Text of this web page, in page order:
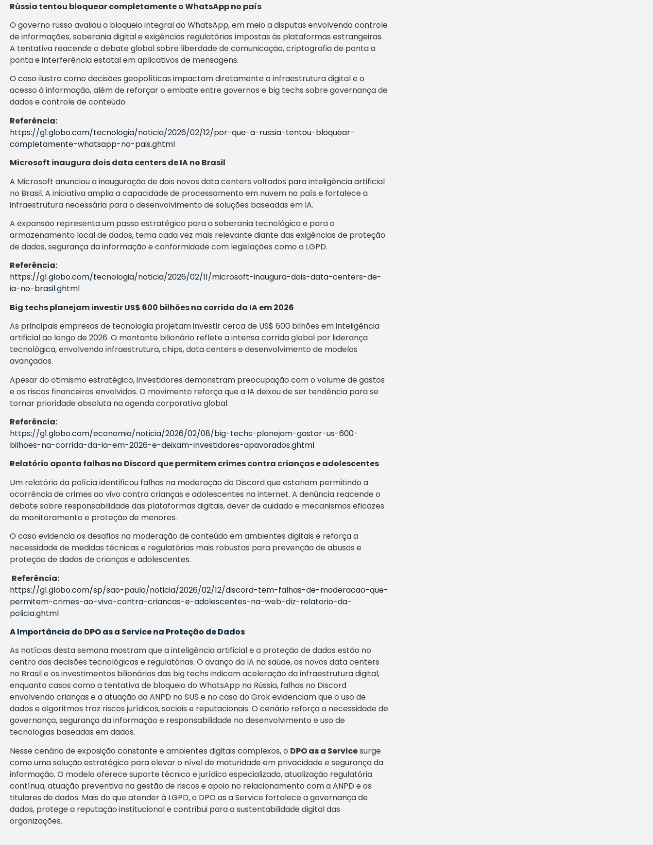
Rússia tentou bloquear completamente o WhatsApp no país
O governo russo avaliou o bloqueio integral do WhatsApp, em meio a disputas envolvendo controle
de informações, soberania digital e exigências regulatórias impostas às plataformas estrangeiras.
A tentativa reacende o debate global sobre liberdade de comunicação, criptografia de ponta a
ponta e interferência estatal em aplicativos de mensagens.
O caso ilustra como decisões geopolíticas impactam diretamente a infraestrutura digital e o
acesso à informação, além de reforçar o embate entre governos e big techs sobre governança de
dados e controle de conteúdo.
Referência:
https://g1.globo.com/tecnologia/noticia/2026/02/12/por-que-a-russia-tentou-bloquear-
completamente-whatsapp-no-pais.ghtml
Microsoft inaugura dois data centers de IA no Brasil
A Microsoft anunciou a inauguração de dois novos data centers voltados para inteligência artificial
no Brasil. A iniciativa amplia a capacidade de processamento em nuvem no país e fortalece a
infraestrutura necessária para o desenvolvimento de soluções baseadas em IA.
A expansão representa um passo estratégico para a soberania tecnológica e para o
armazenamento local de dados, tema cada vez mais relevante diante das exigências de proteção
de dados, segurança da informação e conformidade com legislações como a LGPD.
Referência:
https://g1.globo.com/tecnologia/noticia/2026/02/11/microsoft-inaugura-dois-data-centers-de-
ia-no-brasil.ghtml
Big techs planejam investir US$ 600 bilhões na corrida da IA em 2026
As principais empresas de tecnologia projetam investir cerca de US$ 600 bilhões em inteligência
artificial ao longo de 2026. O montante bilionário reflete a intensa corrida global por liderança
tecnológica, envolvendo infraestrutura, chips, data centers e desenvolvimento de modelos
avançados.
Apesar do otimismo estratégico, investidores demonstram preocupação com o volume de gastos
e os riscos financeiros envolvidos. O movimento reforça que a IA deixou de ser tendência para se
tornar prioridade absoluta na agenda corporativa global.
Referência:
https://g1.globo.com/economia/noticia/2026/02/08/big-techs-planejam-gastar-us-600-
bilhoes-na-corrida-da-ia-em-2026-e-deixam-investidores-apavorados.ghtml
Relatório aponta falhas no Discord que permitem crimes contra crianças e adolescentes
Um relatório da polícia identificou falhas na moderação do Discord que estariam permitindo a
ocorrência de crimes ao vivo contra crianças e adolescentes na internet. A denúncia reacende o
debate sobre responsabilidade das plataformas digitais, dever de cuidado e mecanismos eficazes
de monitoramento e proteção de menores.
O caso evidencia os desafios na moderação de conteúdo em ambientes digitais e reforça a
necessidade de medidas técnicas e regulatórias mais robustas para prevenção de abusos e
proteção de dados de crianças e adolescentes.
Referência:
https://g1.globo.com/sp/sao-paulo/noticia/2026/02/12/discord-tem-falhas-de-moderacao-que-
permitem-crimes-ao-vivo-contra-criancas-e-adolescentes-na-web-diz-relatorio-da-
policia.ghtml
A Importância do DPO as a Service na Proteção de Dados
As notícias desta semana mostram que a inteligência artificial e a proteção de dados estão no
centro das decisões tecnológicas e regulatórias. O avanço da IA na saúde, os novos data centers
no Brasil e os investimentos bilionários das big techs indicam aceleração da infraestrutura digital,
enquanto casos como a tentativa de bloqueio do WhatsApp na Rússia, falhas no Discord
envolvendo crianças e a atuação da ANPD no SUS e no caso do Grok evidenciam que o uso de
dados e algoritmos traz riscos jurídicos, sociais e reputacionais. O cenário reforça a necessidade de
governança, segurança da informação e responsabilidade no desenvolvimento e uso de
tecnologias baseadas em dados.
Nesse cenário de exposição constante e ambientes digitais complexos, o DPO as a Servicesurge
como uma solução estratégica para elevar o nível de maturidade em privacidade e segurança da
informação. O modelo oferece suporte técnico e jurídico especializado, atualização regulatória
contínua, atuação preventiva na gestão de riscos e apoio no relacionamento com a ANPD e os
titulares de dados. Mais do que atender à LGPD, o DPO as a Service fortalece a governança de
dados, protege a reputação institucional e contribui para a sustentabilidade digital das
organizações.